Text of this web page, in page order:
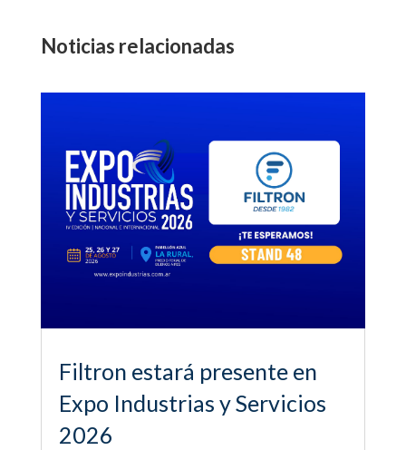
Noticias relacionadas
Filtron estará presente en
Expo Industrias y Servicios
2026